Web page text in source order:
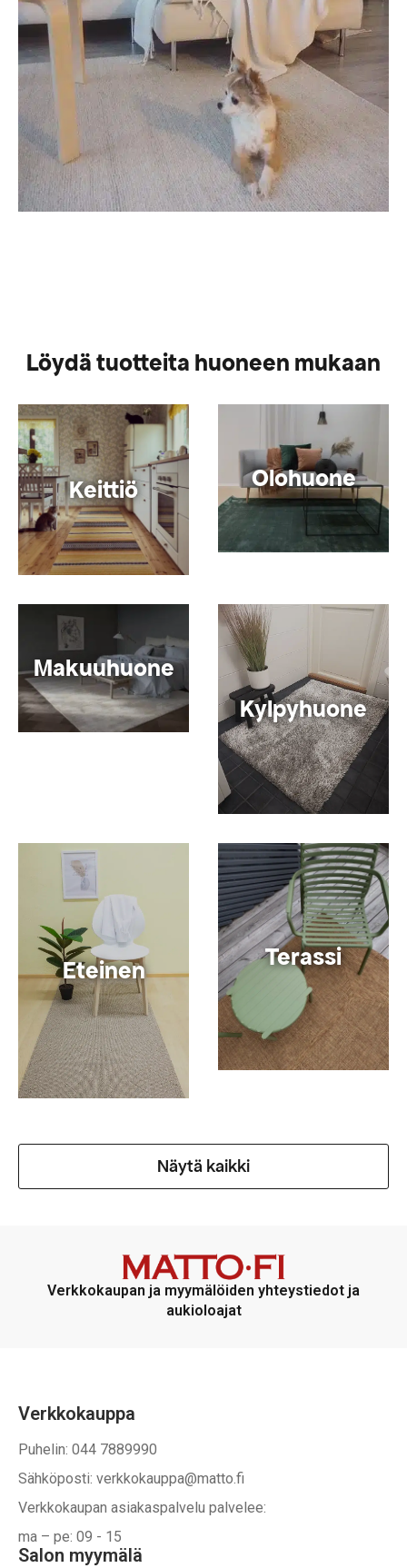
Löydä tuotteita huoneen mukaan
Keittiö Olohuone
Makuuhuone
Kylpyhuone
Eteinen Terassi
Näytä kaikki
Verkkokaupan ja myymälöiden yhteystiedot ja
aukioloajat
Verkkokauppa
Puhelin: 044 7889990
Sähköposti: verkkokauppa@matto.fi
Verkkokaupan asiakaspalvelu palvelee:
ma – pe: 09 - 15
Salon myymälä